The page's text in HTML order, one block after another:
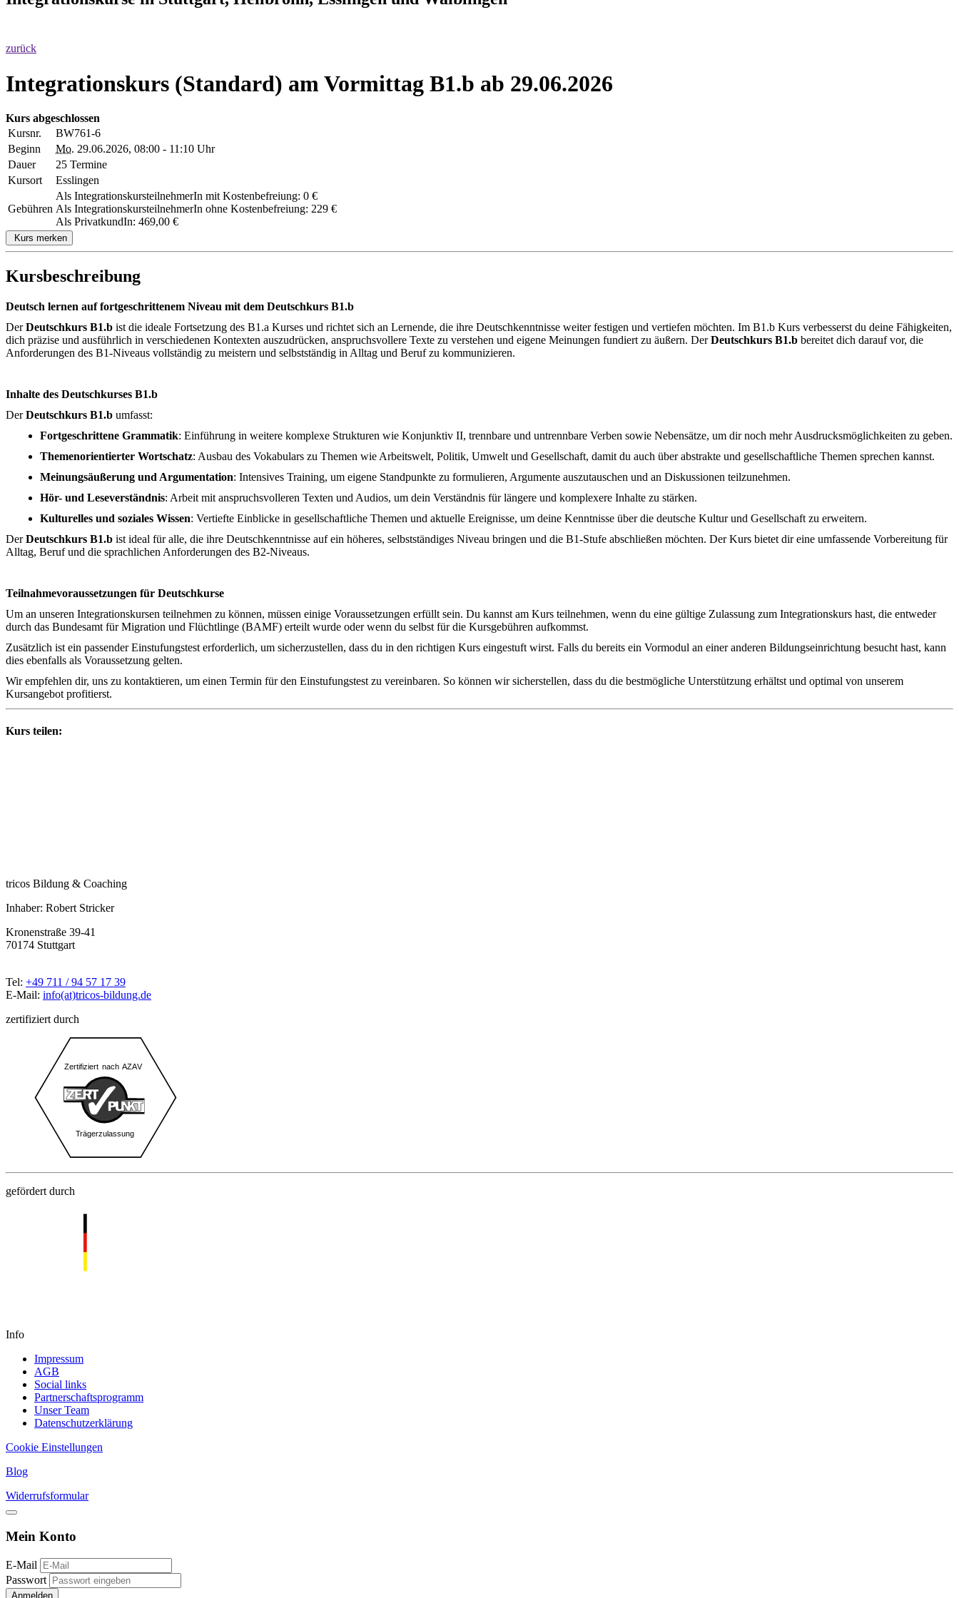
zurück
Integrationskurs (Standard) am Vormittag B1.b ab 29.06.2026
Kurs abgeschlossen
Kursnr.
BW761-6
Beginn
Mo. 29.06.2026, 08:00 - 11:10 Uhr
Dauer
25 Termine
Kursort
Esslingen
Gebühren
Als IntegrationskursteilnehmerIn mit Kostenbefreiung: 0 €
Als IntegrationskursteilnehmerIn ohne Kostenbefreiung: 229 €
Als PrivatkundIn: 469,00 €
Kurs merken
Kursbeschreibung
Deutsch lernen auf fortgeschrittenem Niveau mit dem Deutschkurs B1.b
DerDeutschkurs B1.b ist die ideale Fortsetzung des B1.a Kurses und richtet sich an Lernende, die ihre Deutschkenntnisse weiter festigen und vertiefen möchten. Im B1.b Kurs verbesserst du deine Fähigkeiten,
dich präzise und ausführlich in verschiedenen Kontexten auszudrücken, anspruchsvollere Texte zu verstehen und eigene Meinungen fundiert zu äußern. DerDeutschkurs B1.b bereitet dich darauf vor, die
Anforderungen des B1-Niveaus vollständig zu meistern und selbstständig in Alltag und Beruf zu kommunizieren.
Inhalte des Deutschkurses B1.b
DerDeutschkurs B1.b umfasst:
Fortgeschrittene Grammatik: Einführung in weitere komplexe Strukturen wie Konjunktiv II, trennbare und untrennbare Verben sowie Nebensätze, um dir noch mehr Ausdrucksmöglichkeiten zu geben.
Themenorientierter Wortschatz: Ausbau des Vokabulars zu Themen wie Arbeitswelt, Politik, Umwelt und Gesellschaft, damit du auch über abstrakte und gesellschaftliche Themen sprechen kannst.
Meinungsäußerung und Argumentation: Intensives Training, um eigene Standpunkte zu formulieren, Argumente auszutauschen und an Diskussionen teilzunehmen.
Hör- und Leseverständnis: Arbeit mit anspruchsvolleren Texten und Audios, um dein Verständnis für längere und komplexere Inhalte zu stärken.
Kulturelles und soziales Wissen: Vertiefte Einblicke in gesellschaftliche Themen und aktuelle Ereignisse, um deine Kenntnisse über die deutsche Kultur und Gesellschaft zu erweitern.
DerDeutschkurs B1.b ist ideal für alle, die ihre Deutschkenntnisse auf ein höheres, selbstständiges Niveau bringen und die B1-Stufe abschließen möchten. Der Kurs bietet dir eine umfassende Vorbereitung für
Alltag, Beruf und die sprachlichen Anforderungen des B2-Niveaus.
Teilnahmevoraussetzungen für Deutschkurse
Um an unseren Integrationskursen teilnehmen zu können, müssen einige Voraussetzungen erfüllt sein. Du kannst am Kurs teilnehmen, wenn du eine gültige Zulassung zum Integrationskurs hast, die entweder
durch das Bundesamt für Migration und Flüchtlinge (BAMF) erteilt wurde oder wenn du selbst für die Kursgebühren aufkommst.
Zusätzlich ist ein passender Einstufungstest erforderlich, um sicherzustellen, dass du in den richtigen Kurs eingestuft wirst. Falls du bereits ein Vormodul an einer anderen Bildungseinrichtung besucht hast, kann
dies ebenfalls als Voraussetzung gelten.
Wir empfehlen dir, uns zu kontaktieren, um einen Termin für den Einstufungstest zu vereinbaren. So können wir sicherstellen, dass du die bestmögliche Unterstützung erhältst und optimal von unserem
Kursangebot profitierst.
Kurs teilen:
tricos Bildung & Coaching
Inhaber: Robert Stricker
Kronenstraße 39-41
70174 Stuttgart
Tel: +49 711 / 94 57 17 39
E-Mail: info(at)tricos-bildung.de
zertifiziert durch
gefördert durch
Info
Impressum
AGB
Social links
Partnerschaftsprogramm
Unser Team
Datenschutzerklärung
Cookie Einstellungen
Blog
Widerrufsformular
Mein Konto
E-Mail
Passwort
Anmelden